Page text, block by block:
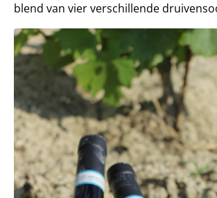
blend van vier verschillende